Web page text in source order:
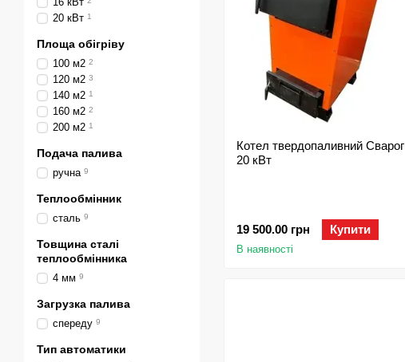
Котел твердопаливний Сварог
20 кВт
19 500.00 грн Купити
В наявності
20 кВт 1
Площа обігріву
100 м2 2
120 м2 3
140 м2 1
160 м2 2
200 м2 1
Подача палива
ручна 9
Теплообмінник
сталь 9
Товщина сталі
теплообмінника
4 мм 9
Загрузка палива
спереду 9
Тип автоматики